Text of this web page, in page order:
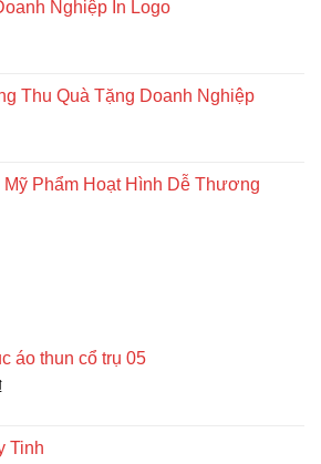
Nghiệp In Logo
Thu Quà Tặng Doanh Nghiệp
Phẩm Hoạt Hình Dễ Thương
áo thun cổ trụ 05
Tinh